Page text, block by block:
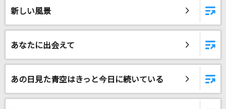
恋
BONBON GiRL
SARM
新しい風景
あなたに出会えて
あの日見た青空はきっと今日に続いている